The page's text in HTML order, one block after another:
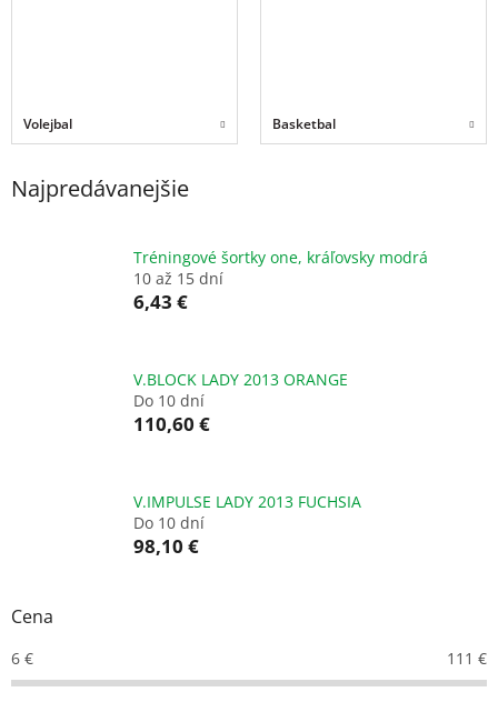
Volejbal Basketbal
Najpredávanejšie
Tréningové šortky one, kráľovsky modrá
10 až 15 dní
6,43 €
V.BLOCK LADY 2013 ORANGE
Do 10 dní
110,60 €
V.IMPULSE LADY 2013 FUCHSIA
Do 10 dní
98,10 €
Cena
6 € 111 €